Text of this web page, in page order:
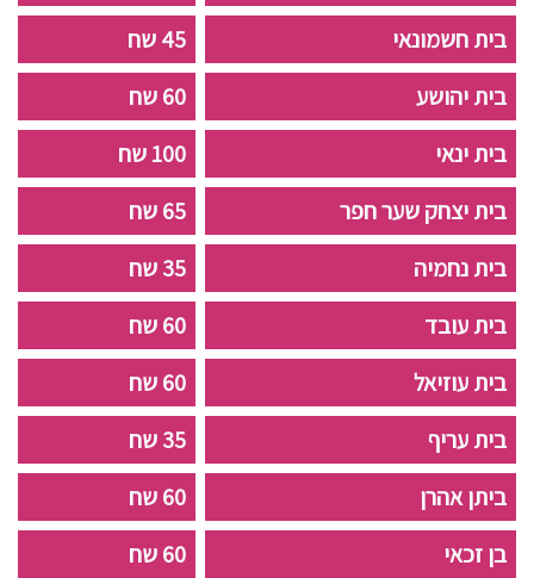
בית חשמונאי
45 שח
בית יהושע
60 שח
בית ינאי
100 שח
בית יצחק שער חפר
65 שח
בית נחמיה
35 שח
בית עובד
60 שח
בית עוזיאל
60 שח
בית עריף
35 שח
ביתן אהרן
60 שח
בן זכאי
60 שח